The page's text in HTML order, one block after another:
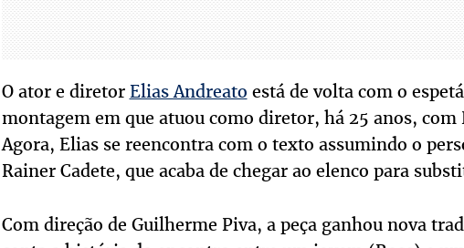
O ator e diretor Elias Andreato está de volta com o
montagem em que atuou como diretor, há 25 anos,
Agora, Elias se reencontra com o texto assumindo o
Rainer Cadete, que acaba de chegar ao elenco para
Com direção de Guilherme Piva, a peça ganhou nova